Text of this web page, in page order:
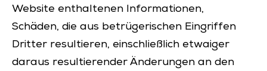
Website enthaltenen Informationen,
Schäden, die aus betrügerischen Eingriffen
Dritter resultieren, einschließlich etwaiger
daraus resultierender Änderungen an den